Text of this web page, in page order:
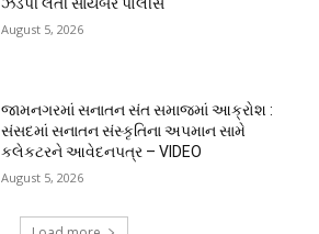
ઝડપી લેતી સાયબર પોલીસ
August 5, 2026
જામનગરમાં સનાતન સંત સમાજમાં આક્રોશ :
સંસદમાં સનાતન સંસ્કૃતિના અપમાન સામે
કલેકટરને આવેદનપત્ર – VIDEO
August 5, 2026